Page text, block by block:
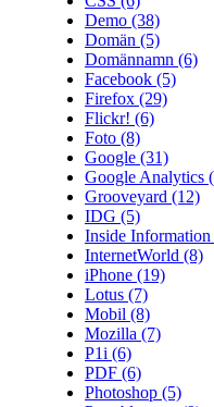
Demo (38)
Domän (5)
Domännamn (6)
Facebook (5)
Firefox (29)
Flickr! (6)
Foto (8)
Google (31)
Google Analytics
Grooveyard (12)
IDG (5)
Inside Information
InternetWorld (8)
iPhone (19)
Lotus (7)
Mobil (8)
Mozilla (7)
P1i (6)
PDF (6)
Photoshop (5)